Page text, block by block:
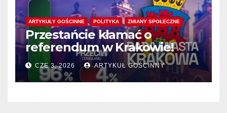
ARTYKUŁY GOŚCINNE POLITYKA ZMIANY SPOŁECZNE
Przestańcie kłamać o
referendum w Krakowie!
CZE 3, 2026 ARTYKUŁ GOŚCINNY